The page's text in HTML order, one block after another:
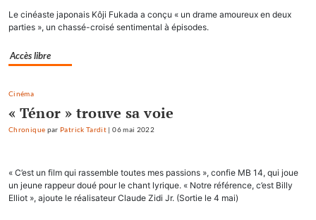
Le cinéaste japonais Kôji Fukada a conçu « un drame amoureux en deux
parties », un chassé-croisé sentimental à épisodes.
Accès libre
Cinéma
« Ténor » trouve sa voie
Chronique par Patrick Tardit |06 mai 2022
« C’est un film qui rassemble toutes mes passions », confie MB 14, qui joue
un jeune rappeur doué pour le chant lyrique. « Notre référence, c’est Billy
Elliot », ajoute le réalisateur Claude Zidi Jr. (Sortie le 4 mai)